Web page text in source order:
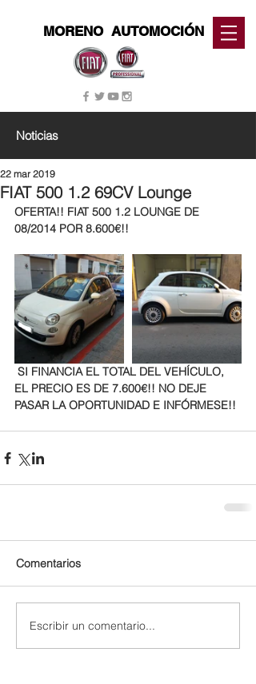
MORENO AUTOMOCIÓN
Noticias
FIAT 500 1.2 69CV Lounge
22 mar 2019
OFERTA!! FIAT 500 1.2 LOUNGE DE
08/2014 POR 8.600€!!
EL PRECIO ES DE 7.600€!! NO DEJE
PASAR LA OPORTUNIDAD E INFÓRMESE!!
Comentarios
Escribir un comentario...